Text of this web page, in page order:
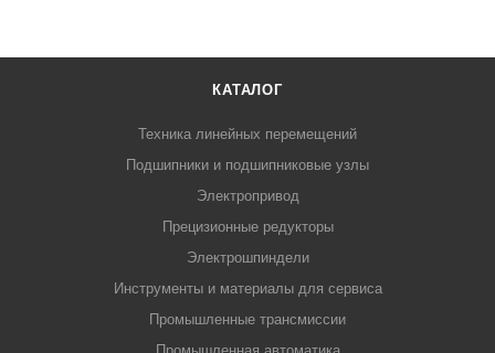
КАТАЛОГ
Техника линейных перемещений
Подшипники и подшипниковые узлы
Электропривод
Прецизионные редукторы
Электрошпиндели
Инструменты и материалы для сервиса
Промышленные трансмиссии